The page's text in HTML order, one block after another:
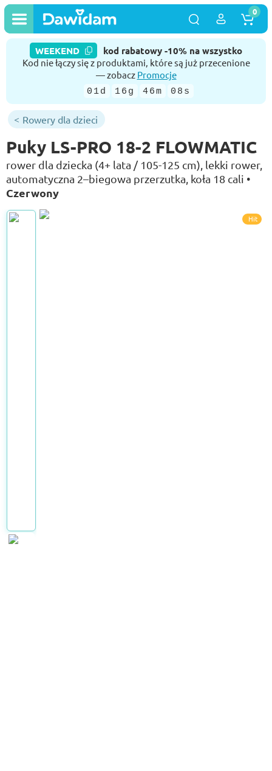
WEEKEND kod rabatowy -10% na wszystko
Kod nie łączy się z produktami, które są już przecenione
— zobacz Promocje
01d 16g 46m 07s
0
Rowery dla dzieci
Puky LS-PRO 18-2 FLOWMATIC
rower dla dziecka (4+ lata / 105-125 cm), lekki rower,
automatyczna 2–biegowa przerzutka, koła 18 cali •
Czerwony
Hit